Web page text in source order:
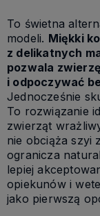
To świetna
modeli. Miękki
z delikatnych
pozwala
i odpoczywać
Jednocześnie
To rozwiązanie
zwierząt
nie obciąża szyi
ogranicza
lepiej
opiekunów i
jako pierwszą